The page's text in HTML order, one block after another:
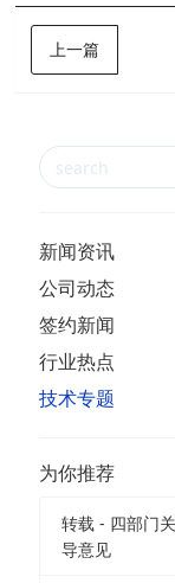
上一篇
新闻资讯
公司动态
签约新闻
行业热点
技术专题
为你推荐
转载 - 四部门
导意见